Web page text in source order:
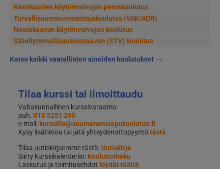
Kemikaalien käytönvalvojan peruskoulutus
Turvallisuusneuvonantajakoulutus (VAK/ADR)
Nestekaasun käytönvalvojan koulutus
Säteilyturvallisuusvastaavan (STV) koulutus
Katso kaikki vaarallisten aineiden koulutukset
Tilaa kurssi tai ilmoittaudu
Valtakunnallinen kurssivaraamo:
puh. 010 5251 260
e-mail: kurssille@suomenensiapukoulutus.fi
Kysy lisätietoa tai jätä yhteydenottopyyntötästä
Tilaa uutiskirjeemme tästä:Uutiskirje
Siirry kurssikalenteriin: Koulutushaku
Laskutus ja toimitusehdot löydät täältä